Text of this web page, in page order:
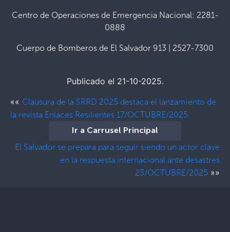
Centro de Operaciones de Emergencia Nacional: 2281-
0888
Cuerpo de Bomberos de El Salvador 913 | 2527-7300
Publicado el 21-10-2025.
«« Clausura de la SRRD 2025 destaca el lanzamiento de
la revista Enlaces Resilientes 17/OCTUBRE/2025
Ir a Carrusel Principal
El Salvador se prepara para seguir siendo un actor clave
en la respuesta internacional ante desastres
23/OCTUBRE/2025 »»